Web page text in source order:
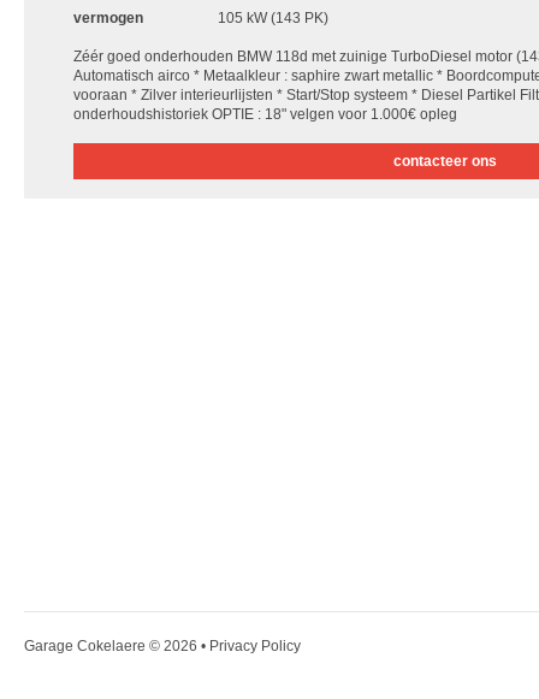
vermogen 105 kW (143 PK)
Zéér goed onderhouden BMW 118d met zuinige TurboDiesel motor
Automatisch airco * Metaalkleur : saphire zwart metallic *
vooraan * Zilver interieurlijsten * Start/Stop systeem * Diesel Partikel
onderhoudshistoriek OPTIE : 18" velgen voor 1.000€ opleg
contacteer ons
Garage Cokelaere © 2026 • Privacy Policy